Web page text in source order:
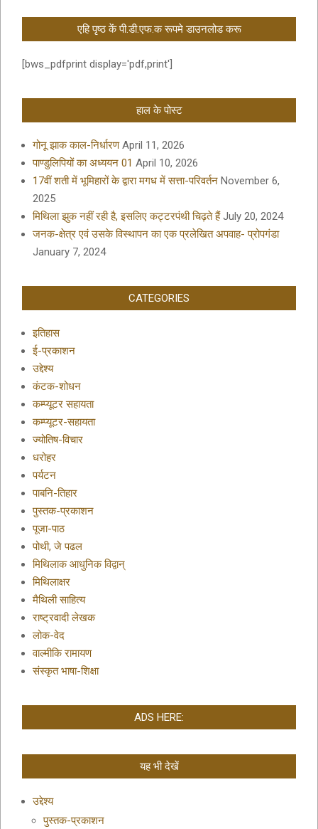
एहि पृष्ठ कें पी.डी.एफ.क रूपमे डाउनलोड करू
[bws_pdfprint display='pdf,print']
हाल के पोस्ट
गोनू झाक काल-निर्धारण April 11, 2026
पाण्डुलिपियों का अध्ययन 01 April 10, 2026
17वीं शती में भूमिहारों के द्वारा मगध में सत्ता-परिवर्तन November 6,
2025
मिथिला झुक नहीं रही है, इसलिए कट्टरपंथी चिढ़ते हैं July 20, 2024
जनक-क्षेत्र एवं उसके विस्थापन का एक प्रलेखित अपवाह- प्रोपगंडा
January 7, 2024
CATEGORIES
इतिहास
ई-प्रकाशन
उद्देश्य
कंटक-शोधन
कम्प्यूटर सहायता
कम्प्यूटर-सहायता
ज्योतिष-विचार
धरोहर
पर्यटन
पाबनि-तिहार
पुस्तक-प्रकाशन
पूजा-पाठ
पोथी, जे पढल
मिथिलाक आधुनिक विद्वान्
मिथिलाक्षर
मैथिली साहित्य
राष्ट्रवादी लेखक
लोक-वेद
वाल्मीकि रामायण
संस्कृत भाषा-शिक्षा
ADS HERE:
यह भी देखें
उद्देश्य
पुस्तक-प्रकाशन